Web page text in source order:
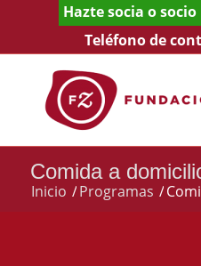
Hazte socia o socio
Teléfono de
Comida a
Inicio /Programas /